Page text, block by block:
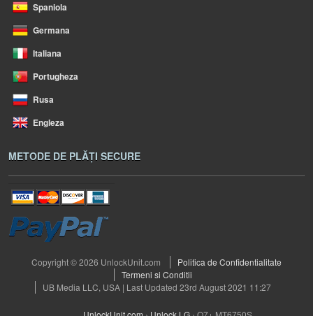
Spaniola
Germana
Italiana
Portugheza
Rusa
Engleza
METODE DE PLĂȚI SECURE
Copyright © 2026 UnlockUnit.com
Politica de Confidentialitate
Termeni si Conditii
UB Media LLC, USA | Last Updated 23rd August 2021 11:27